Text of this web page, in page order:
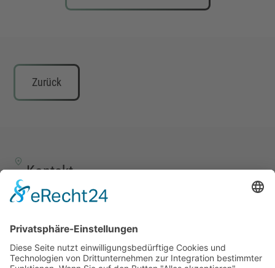
Zurück
Kontakt
TALENTSCOUT CONSULTING GmbH
57258 Freudenberg
+49 (0) 15117609865
office(at)talentscout.de